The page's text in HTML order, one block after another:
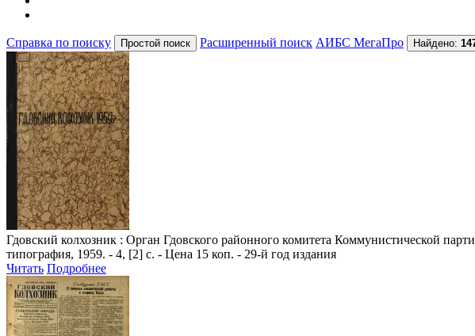
Справка по поиску Расширенный поиск АИБС МегаПро Найдено:
Гдовский колхозник : Орган Гдовского районного комитета Коммунистической
типография, 1959. - 4, [2] с. - Цена 15 коп. - 29-й год издания
Читать Подробнее